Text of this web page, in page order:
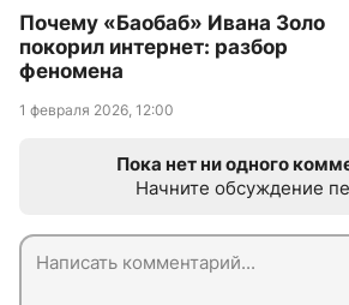
Почему «Баобаб» Ивана Золо
покорил интернет: разбор
феномена
1 февраля 2026, 12:00
Пока нет ни одного
Начните обсуждение